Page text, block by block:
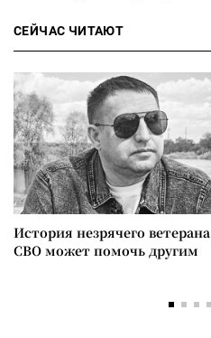
СЕЙЧАС ЧИТАЮТ
История незрячего ветерана
СВО может помочь другим